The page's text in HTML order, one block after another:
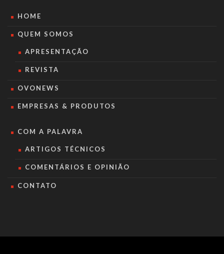
HOME
QUEM SOMOS
APRESENTAÇÃO
REVISTA
OVONEWS
EMPRESAS & PRODUTOS
COM A PALAVRA
ARTIGOS TÉCNICOS
COMENTÁRIOS E OPINIÃO
CONTATO